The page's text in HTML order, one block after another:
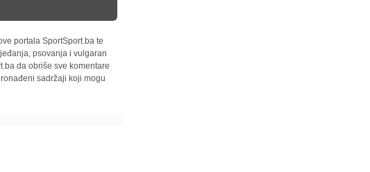
portala SportSport.ba te
psovanja i vulgaran
da obriše sve komentare
sadržaji koji mogu